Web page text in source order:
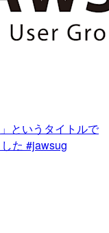
というタイトルで
た #jawsug